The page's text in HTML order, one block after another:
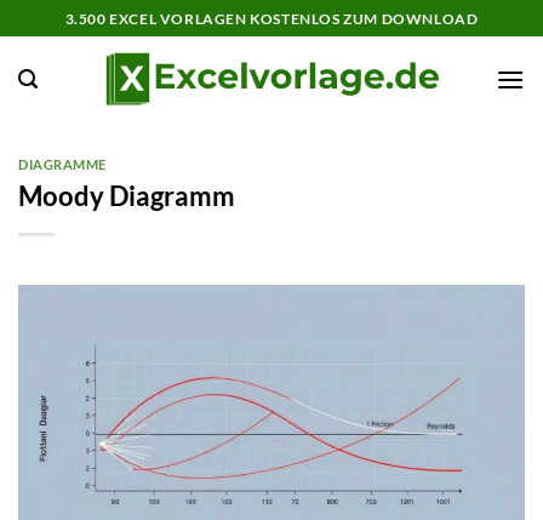
Inhalt
springen
3.500 EXCEL VORLAGEN KOSTENLOS ZUM DOWNLOAD
DIAGRAMME
Moody Diagramm